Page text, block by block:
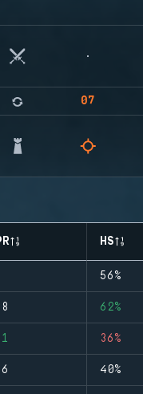
07
HS
56%
62%
36%
40%